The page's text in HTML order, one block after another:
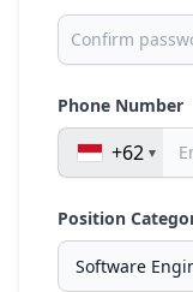
Phone Number
+62
Position